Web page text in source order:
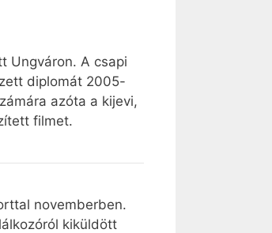
Ungváron. A csapi
diplomát 2005-
azóta a kijevi,
filmet.
novemberben.
kiküldött